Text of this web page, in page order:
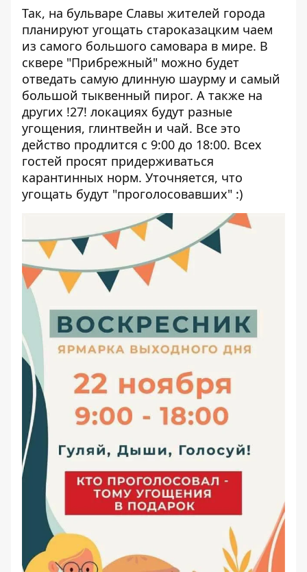
Так, на бульваре Славы жителей города
планируют угощать староказацким чаем
из самого большого самовара в мире. В
сквере "Прибрежный" можно будет
отведать самую длинную шаурму и самый
большой тыквенный пирог. А также на
других !27! локациях будут разные
угощения, глинтвейн и чай. Все это
действо продлится с 9:00 до 18:00. Всех
гостей просят придерживаться
карантинных норм. Уточняется, что
угощать будут "проголосовавших" :)